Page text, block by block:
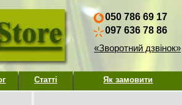
050 786 69 17
097 636 78 86
«Зворотний дзвінок»
Статті Як замовити